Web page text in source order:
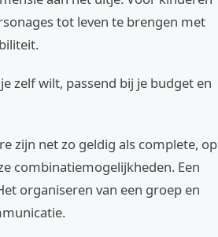
tot leven te brengen met
zelf wilt, passend bij je budget en
zijn net zo geldig als complete, op
combinatiemogelijkheden. Een
organiseren van een groep en